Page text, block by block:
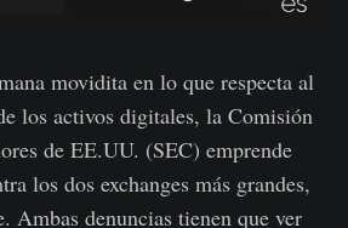
movidita en lo que respecta al
los activos digitales, la Comisión
de EE.UU. (SEC) emprende
los dos exchanges más grandes,
Ambas denuncias tienen que ver